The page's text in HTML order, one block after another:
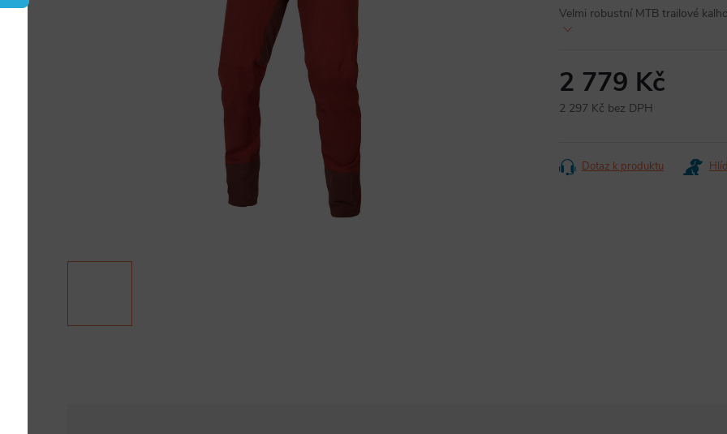
Velmi robustní MTB trailové
2 779 Kč
2 297 Kč bez DPH
Dotaz k produktu